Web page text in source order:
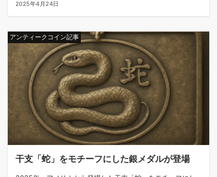
2025年4月24日
アンティークコイン記事
干支「蛇」をモチーフにした銀メダルが登場